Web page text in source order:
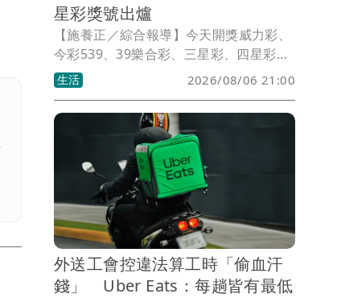
星彩獎號出爐
【施養正／綜合報導】今天開獎威力彩、
今彩539、39樂合彩、三星彩、四星彩。
獎號如有誤植，請以開獎單位公告為準。
生活 2026/08/06 21:00
外送工會控違法算工時「偷血汗
錢」 Uber Eats：每趟皆有最低